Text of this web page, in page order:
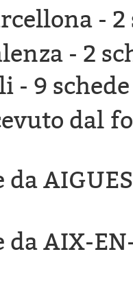
- 2
- 2
- 9
dal
AIX-